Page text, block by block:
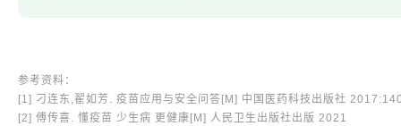
参考资料：
[1] 刁连东,翟如芳. 疫苗应用与安全问答[M] 中国医药科技出版社
[2] 傅传喜. 懂疫苗 少生病 更健康[M] 人民卫生出版社出版 2021